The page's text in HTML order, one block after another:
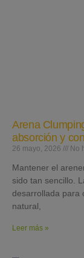
Arena
absorción y
26 mayo, 2026 No
Mantener el
sido tan sencillo.
desarrollada para
natural,
Leer más »